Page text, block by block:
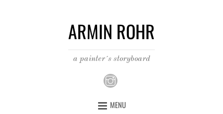
ARMIN ROHR
a painter´s storyboard
MENU